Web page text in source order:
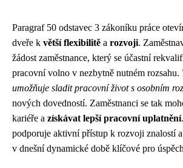
Paragraf 50 odstavec 3 zákoníku práce
dveře k větší flexibilitě a rozvoji.
žádost zaměstnance, který se účastní
pracovní volno v nezbytně nutném rozsahu.
umožňuje sladit pracovní život s osobním
nových dovedností. Zaměstnanci se tak
kariéře a získávat lepší pracovní uplatnění
podporuje aktivní přístup k rozvoji znalostí
v dnešní dynamické době klíčové pro